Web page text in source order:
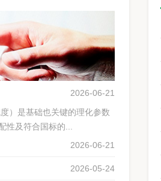
2026-06-21
）是基础也关键的理化参数
性及符合国标的...
2026-06-21
2026-05-24